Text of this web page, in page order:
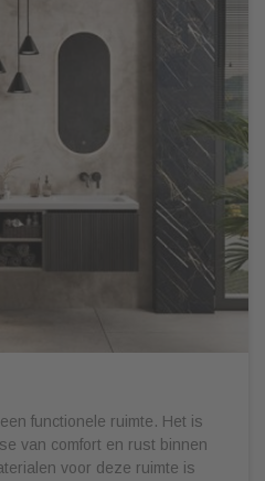
functionele ruimte. Het is
van comfort en rust binnen
voor deze ruimte is